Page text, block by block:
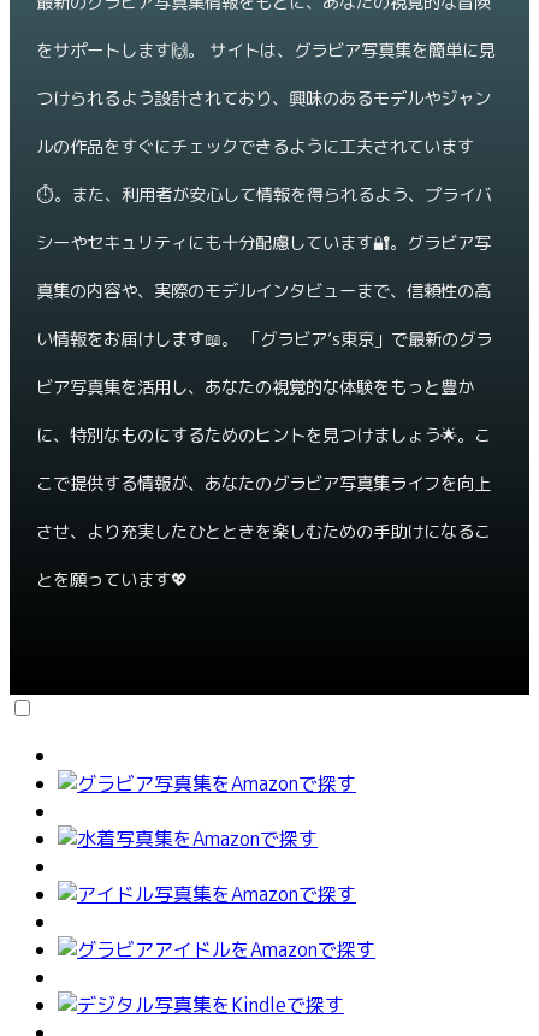
をサポートします🙌。 サイトは、グラビア写真集を簡単に見
つけられるよう設計されており、興味のあるモデルやジャン
ルの作品をすぐにチェックできるように工夫されています
⏱️。また、利用者が安心して情報を得られるよう、プライバ
シーやセキュリティにも十分配慮しています🔐。グラビア写
真集の内容や、実際のモデルインタビューまで、信頼性の高
い情報をお届けします📖。 「グラビア’s東京」で最新のグラ
ビア写真集を活用し、あなたの視覚的な体験をもっと豊か
に、特別なものにするためのヒントを見つけましょう🌟。こ
こで提供する情報が、あなたのグラビア写真集ライフを向上
させ、より充実したひとときを楽しむための手助けになるこ
とを願っています💖